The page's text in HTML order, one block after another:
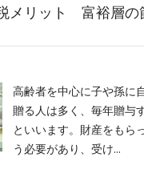
メリット 富裕層の
高齢者を中心に子や孫に
贈る人は多く、毎年贈与
といいます。財産をもら
う必要があり、受け…